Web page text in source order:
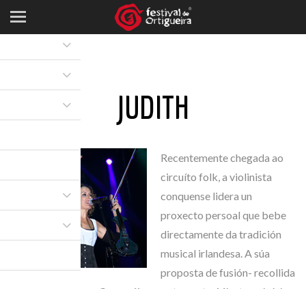
JUDITH
Recentemente chegada ao
circuíto folk, a violinista
conquense lidera un
proxecto persoal que bebe
directamente da tradición
musical irlandesa. A súa
proposta de fusión- recollida